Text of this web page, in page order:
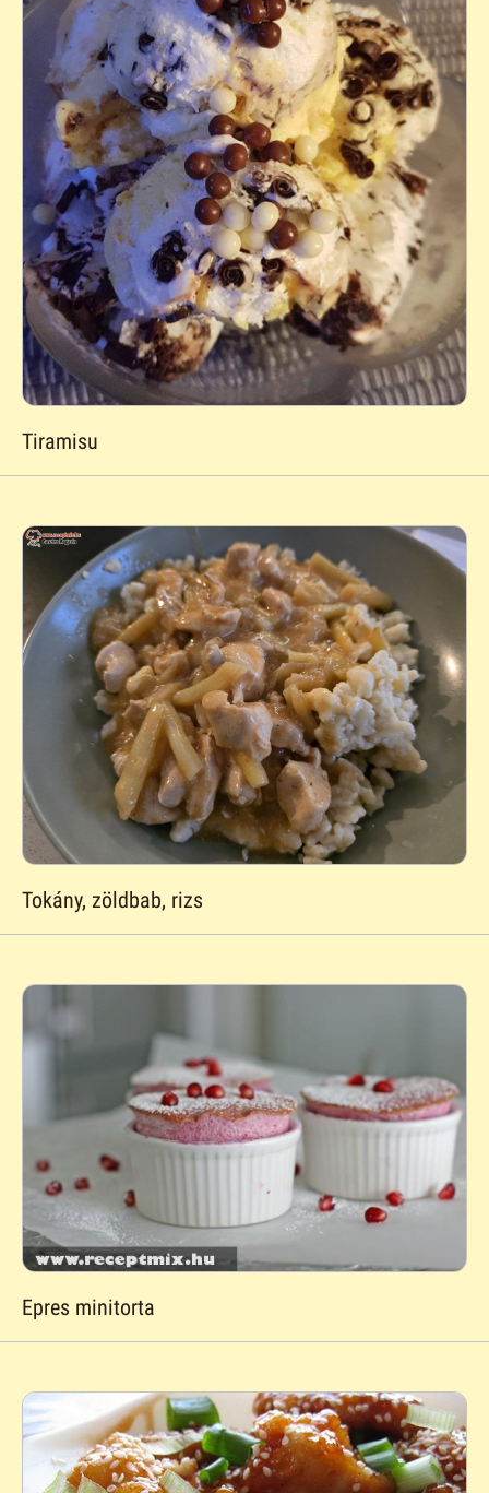
Tiramisu
Tokány, zöldbab, rizs
Epres minitorta